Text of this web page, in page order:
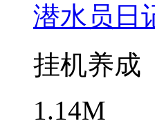
潜水员日
挂机养成
1.14M